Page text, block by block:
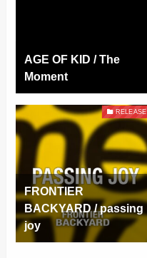
AGE OF KID / The
Moment
RELEASE
FRONTIER
BACKYARD / passing
joy